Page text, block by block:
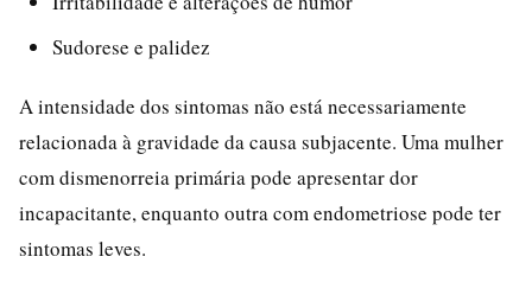
Sudorese e palidez
A intensidade dos sintomas não está necessariamente
relacionada à gravidade da causa subjacente. Uma mulher
com dismenorreia primária pode apresentar dor
incapacitante, enquanto outra com endometriose pode ter
sintomas leves.